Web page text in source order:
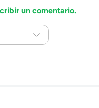
un comentario.